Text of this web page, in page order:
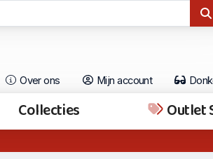
Over ons Mijn account
Collecties Outlet